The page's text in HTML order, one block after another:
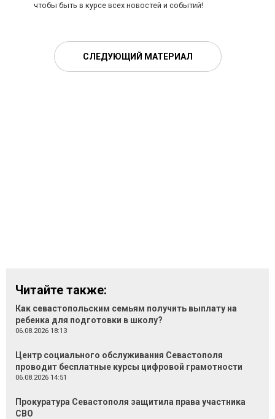
чтобы быть в курсе всех новостей и событий!
СЛЕДУЮЩИЙ МАТЕРИАЛ
Читайте также:
Как севастопольским семьям получить выплату на
ребенка для подготовки в школу?
06.08.2026 18:13
Центр социального обслуживания Севастополя
проводит бесплатные курсы цифровой грамотности
06.08.2026 14:51
Прокуратура Севастополя защитила права участника
СВО